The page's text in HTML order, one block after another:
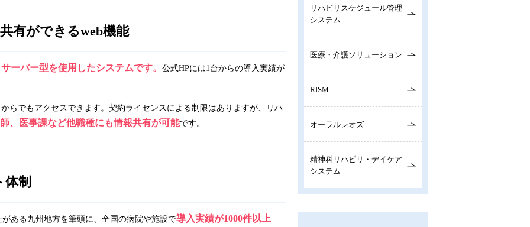
有ができるweb機能
ーバー型を使用したシステムです。 公式HPには1台からの導入実績が
らでもアクセスできます。契約ライセンスによる制限はありますが、リハ
、医事課など他職種にも情報共有が可能です。
体制
ある九州地方を筆頭に、全国の病院や施設で導入実績が1000件以上
リハビリスケジュール管理
システム
医療・介護ソリューション
RISM
オーラルレオズ
精神科リハビリ・デイケア
システム